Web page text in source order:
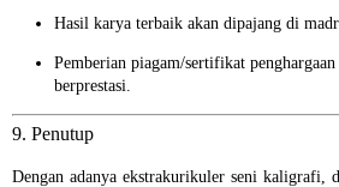
Hasil karya terbaik akan dipajang di
Pemberian piagam/sertifikat
berprestasi.
9. Penutup
Dengan adanya ekstrakurikuler seni kaligrafi,